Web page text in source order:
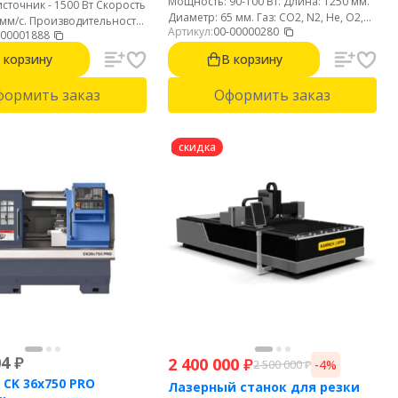
- 1500 Вт Скорость
с. Производительность
Интерфейс на русском
удобный пистолет 700
заказ
Диаметр: 65 мм. Газ: CO2, N2, He, O2,
H2, XE. Срок службы: 8000 часов.
Артикул:00-00000280
В корзину
Оформить заказ
₽
36x750 PRO
скидка
2 400 000 ₽2 500 000₽ -4%
Лазерный станок для резки